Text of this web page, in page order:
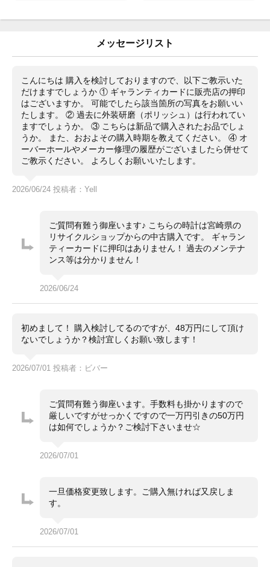
ベルトスクラブに使用感は有りますが綺麗だと思います
♪
購入時の付属品は揃っていると思います♪
箱の内箱に経年の変化は有ります。
動作は問題ありません。現在腕周り１８センチ残り駒二
つ
42mmの丁度良いサイズと思います。
メッセージリスト
こんにちは 購入を検討しておりますので、以下ご教示いた
だけますでしょうか ① ギャランティカードに販売店の押印
はございますか。 可能でしたら該当箇所の写真をお願いい
たします。 ② 過去に外装研磨（ポリッシュ）は行われてい
ますでしょうか。 ③ こちらは新品で購入されたお品でしょ
うか。 また、おおよその購入時期を教えてください。 ④ オ
ーバーホールやメーカー修理の履歴がございましたら併せて
ご教示ください。 よろしくお願いいたします。
2026/06/24 投稿者：Yell
ご質問有難う御座います♪ こちらの時計は宮崎県の
リサイクルショップからの中古購入です。 ギャラン
ティーカードに押印はありません！ 過去のメンテナ
ンス等は分かりません！
2026/06/24
初めまして！ 購入検討してるのですが、48万円にして頂け
ないでしょうか？検討宜しくお願い致します！
2026/07/01 投稿者：ビバー
ご質問有難う御座います。手数料も掛かりますので
厳しいですがせっかくですので一万円引きの50万円
は如何でしょうか？ご検討下さいませ☆
2026/07/01
一旦価格変更致します。ご購入無ければ又戻しま
す。
2026/07/01